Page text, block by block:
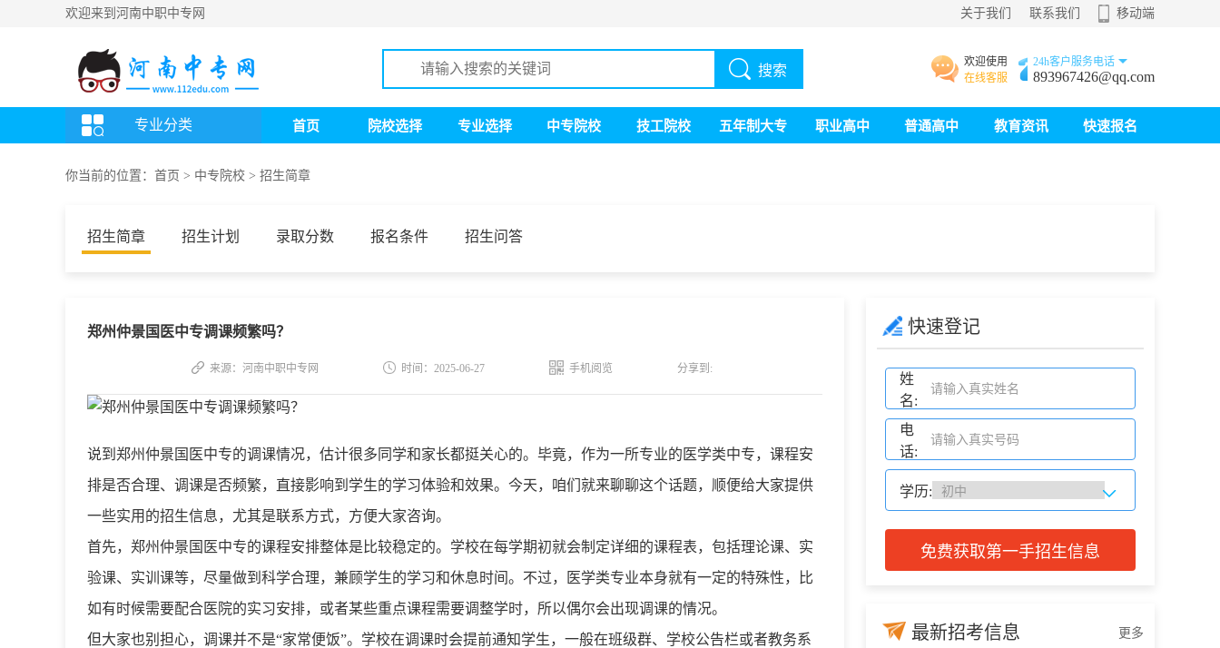
欢迎来到河南中职中专网 关于我们 联系我们 移动端
搜索
欢迎使用
在线客服
24h客户服务电话
893967426@qq.com
专业分类 首页 院校选择 专业选择 中专院校 技工院校 五年制大专 职业高中 普通高中 教育资讯 快速报名
你当前的位置： 首页 > 中专院校 > 招生简章
招生简章 招生计划 录取分数 报名条件 招生问答
郑州仲景国医中专调课频繁吗？
来源：河南中职中专网 时间：2025-06-27 手机阅览 分享到:
说到郑州仲景国医中专的调课情况，估计很多同学和家长都挺关心的。毕竟，作为一所专业的医学类中专，课程安
排是否合理、调课是否频繁，直接影响到学生的学习体验和效果。今天，咱们就来聊聊这个话题，顺便给大家提供
一些实用的招生信息，尤其是联系方式，方便大家咨询。
首先，郑州仲景国医中专的课程安排整体是比较稳定的。学校在每学期初就会制定详细的课程表，包括理论课、实
验课、实训课等，尽量做到科学合理，兼顾学生的学习和休息时间。不过，医学类专业本身就有一定的特殊性，比
如有时候需要配合医院的实习安排，或者某些重点课程需要调整学时，所以偶尔会出现调课的情况。
但大家也别担心，调课并不是“家常便饭”。学校在调课时会提前通知学生，一般在班级群、学校公告栏或者教务系
快速登记
姓
名:
电
话:
学历:
免费获取第一手招生信息
最新招考信息 更多